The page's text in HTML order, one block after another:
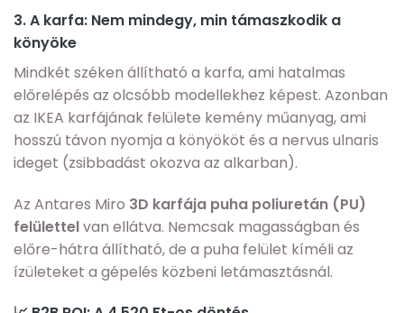
3. A karfa: Nem mindegy, min támaszkodik a
könyöke
Mindkét széken állítható a karfa, ami hatalmas
előrelépés az olcsóbb modellekhez képest. Azonban
az IKEA karfájának felülete kemény műanyag, ami
hosszú távon nyomja a könyököt és a nervus ulnaris
ideget (zsibbadást okozva az alkarban).
Az Antares Miro 3D karfája puha poliuretán (PU)
felülettelvan ellátva. Nemcsak magasságban és
előre-hátra állítható, de a puha felület kíméli az
ízületeket a gépelés közbeni letámasztásnál.